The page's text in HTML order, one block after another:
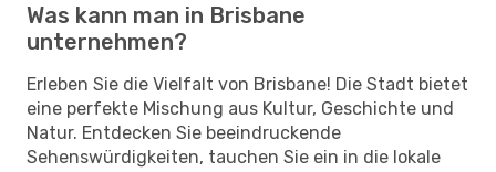
Was kann man in Brisbane
unternehmen?
Erleben Sie die Vielfalt von Brisbane! Die Stadt bietet
eine perfekte Mischung aus Kultur, Geschichte und
Natur. Entdecken Sie beeindruckende
Sehenswürdigkeiten, tauchen Sie ein in die lokale